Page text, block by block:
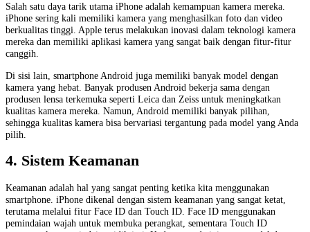
Salah satu daya tarik utama iPhone adalah kemampuan kamera mereka.
iPhone sering kali memiliki kamera yang menghasilkan foto dan video
berkualitas tinggi. Apple terus melakukan inovasi dalam teknologi kamera
mereka dan memiliki aplikasi kamera yang sangat baik dengan fitur-fitur
canggih.
Di sisi lain, smartphone Android juga memiliki banyak model dengan
kamera yang hebat. Banyak produsen Android bekerja sama dengan
produsen lensa terkemuka seperti Leica dan Zeiss untuk meningkatkan
kualitas kamera mereka. Namun, Android memiliki banyak pilihan,
sehingga kualitas kamera bisa bervariasi tergantung pada model yang Anda
pilih.
4. Sistem Keamanan
Keamanan adalah hal yang sangat penting ketika kita menggunakan
smartphone. iPhone dikenal dengan sistem keamanan yang sangat ketat,
terutama melalui fitur Face ID dan Touch ID. Face ID menggunakan
pemindaian wajah untuk membuka perangkat, sementara Touch ID